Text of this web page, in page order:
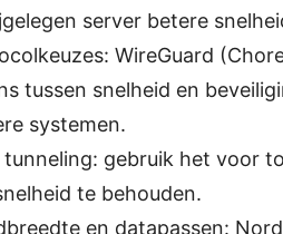
server betere
WireGuard
tussen snelheid en
systemen.
tunneling: gebruik het voor
te behouden.
en datapassen: